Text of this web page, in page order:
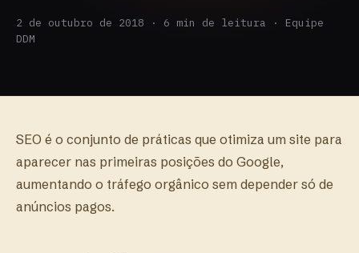
2 de outubro de 2018 · 6 min de leitura · Equipe
DDM
SEO é o conjunto de práticas que otimiza um site para
aparecer nas primeiras posições do Google,
aumentando o tráfego orgânico sem depender só de
anúncios pagos.